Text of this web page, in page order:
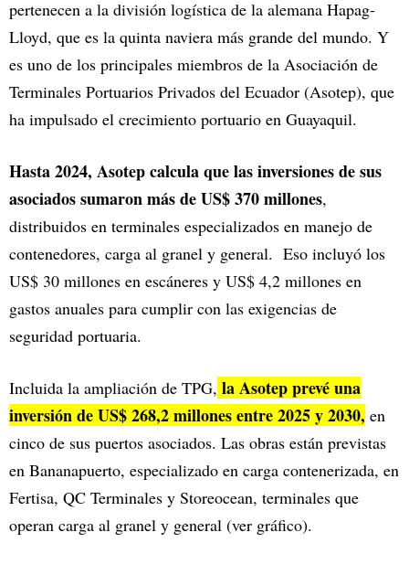
pertenecen a la división logística de la alemana Hapag-
Lloyd, que es la quinta naviera más grande del mundo. Y
es uno de los principales miembros de la Asociación de
Terminales Portuarios Privados del Ecuador (Asotep), que
ha impulsado el crecimiento portuario en Guayaquil.
Hasta 2024, Asotep calcula que las inversiones de sus
asociados sumaron más de US$ 370 millones,
distribuidos en terminales especializados en manejo de
contenedores, carga al granel y general. Eso incluyó los
US$ 30 millones en escáneres y US$ 4,2 millones en
gastos anuales para cumplir con las exigencias de
seguridad portuaria.
Incluida la ampliación de TPG, la Asotep prevé una
inversión de US$ 268,2 millones entre 2025 y 2030, en
cinco de sus puertos asociados. Las obras están previstas
en Bananapuerto, especializado en carga contenerizada, en
Fertisa, QC Terminales y Storeocean, terminales que
operan carga al granel y general (ver gráfico).